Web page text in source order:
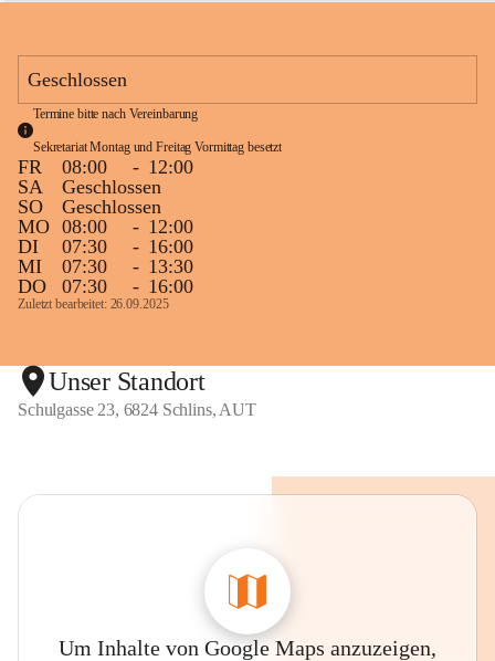
n
Geschlossen
Termine bitte nach Vereinbarung
Sekretariat Montag und Freitag Vormittag besetzt
FR 08:00 - 12:00
SA
Geschlossen
SO
Geschlossen
MO 08:00 - 12:00
DI
07:30 - 16:00
MI
07:30 - 13:30
DO
07:30 - 16:00
Zuletzt bearbeitet: 26.09.2025
Unser Standort
Schulgasse 23, 6824 Schlins, AUT
Um Inhalte von Google Maps anzuzeigen,